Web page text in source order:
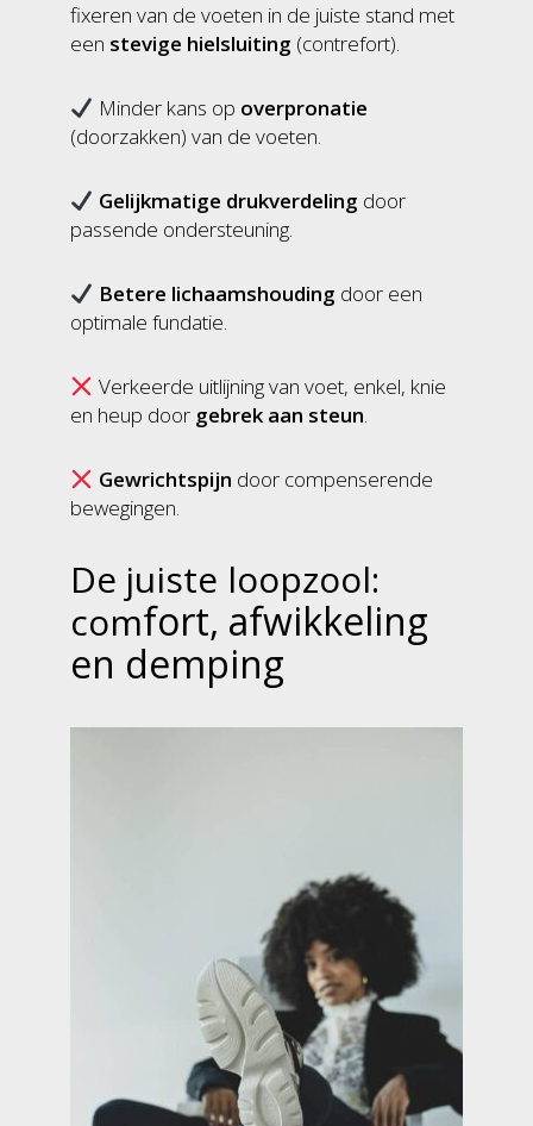
fixeren van de voeten in de juiste stand met
een stevige hielsluiting (contrefort).
Minder kans op overpronatie
(doorzakken) van de voeten.
Gelijkmatige drukverdeling door
passende ondersteuning.
Betere lichaamshouding door een
optimale fundatie.
Verkeerde uitlijning van voet, enkel, knie
en heup door gebrek aan steun.
Gewrichtspijn door compenserende
bewegingen.
De juiste loopzool:
comfort, afwikkeling
en demping